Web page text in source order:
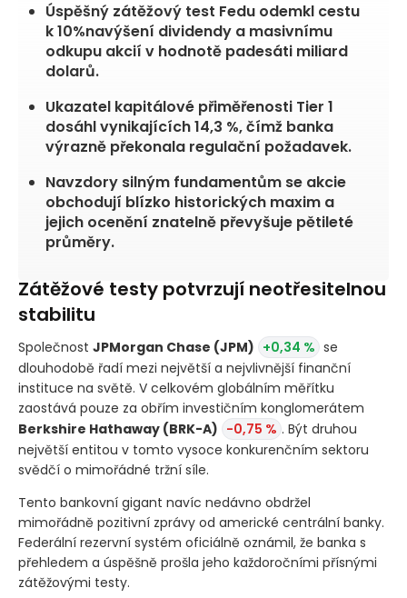
Úspěšný zátěžový test Fedu odemkl cestu
k 10%navýšení dividendy a masivnímu
odkupu akcií v hodnotě padesáti miliard
dolarů.
Ukazatel kapitálové přiměřenosti Tier 1
dosáhl vynikajících 14,3 %, čímž banka
výrazně překonala regulační požadavek.
Navzdory silným fundamentům se akcie
obchodují blízko historických maxim a
jejich ocenění znatelně převyšuje pětileté
průměry.
Zátěžové testy potvrzují neotřesitelnou
stabilitu
Společnost JPMorgan Chase (JPM) +0,34 % se
dlouhodobě řadí mezi největší a nejvlivnější finanční
instituce na světě. V celkovém globálním měřítku
zaostává pouze za obřím investičním konglomerátem
Berkshire Hathaway (BRK-A) -0,75 % . Být druhou
největší entitou v tomto vysoce konkurenčním sektoru
svědčí o mimořádné tržní síle.
Tento bankovní gigant navíc nedávno obdržel
mimořádně pozitivní zprávy od americké centrální banky.
Federální rezervní systém oficiálně oznámil, že banka s
přehledem a úspěšně prošla jeho každoročními přísnými
zátěžovými testy.